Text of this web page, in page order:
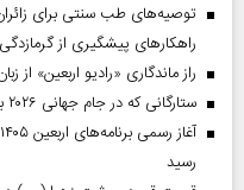
توصیه‌های طب سنتی برای
راهکارهای پیشگیری از گرمازدگی
راز ماندگاری «رادیو اربعین»
ستارگانی که در جام جهانی ۲۰۲۶ بازی نکردند
رسید